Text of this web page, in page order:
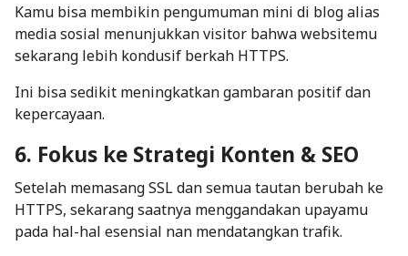
Kamu bisa membikin pengumuman mini di blog alias
media sosial menunjukkan visitor bahwa websitemu
sekarang lebih kondusif berkah HTTPS.
Ini bisa sedikit meningkatkan gambaran positif dan
kepercayaan.
6. Fokus ke Strategi Konten & SEO
Setelah memasang SSL dan semua tautan berubah ke
HTTPS, sekarang saatnya menggandakan upayamu
pada hal-hal esensial nan mendatangkan trafik.